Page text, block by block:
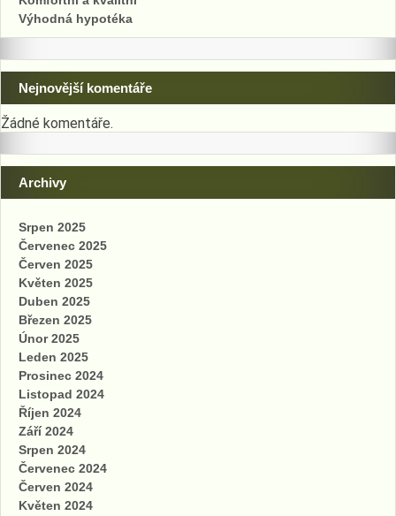
Výhodná hypotéka
Nejnovější komentáře
Žádné komentáře.
Archivy
Srpen 2025
Červenec 2025
Červen 2025
Květen 2025
Duben 2025
Březen 2025
Únor 2025
Leden 2025
Prosinec 2024
Listopad 2024
Říjen 2024
Září 2024
Srpen 2024
Červenec 2024
Červen 2024
Květen 2024